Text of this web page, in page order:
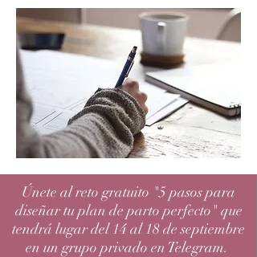
Únete al reto gratuito "5 pasos para
diseñar tu plan de parto perfecto" que
tendrá lugar del 14 al 18 de septiembre
en un grupo privado en Telegram.